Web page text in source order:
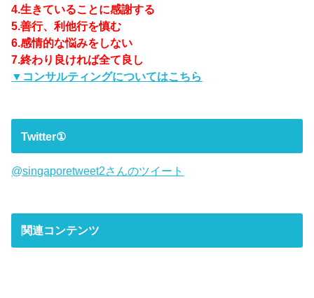
4.生きていることに感謝する
5.善行、利他行を慎む
6.感情的な悩みをしない
7.終わり良ければ全て良し
▼コンサルティングについてはこちら
Twitter①
@singaporetweet2さんのツイート
関連コンテンツ